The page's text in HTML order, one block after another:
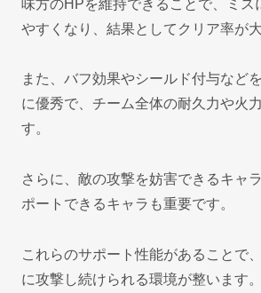
味方のHPを維持できることで、ミス
やすくなり、結果としてクリア率が
また、バフ効果やシールド付与など
に優秀で、チーム全体の耐久力や火
す。
さらに、敵の攻撃を妨害できるキャ
ポートできるキャラも重要です。
これらのサポート性能があることで
に攻撃し続けられる環境が整います。